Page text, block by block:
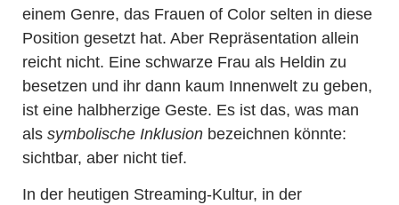
einem Genre, das Frauen of Color selten in diese
Position gesetzt hat. Aber Repräsentation allein
reicht nicht. Eine schwarze Frau als Heldin zu
besetzen und ihr dann kaum Innenwelt zu geben,
ist eine halbherzige Geste. Es ist das, was man
als symbolische Inklusion bezeichnen könnte:
sichtbar, aber nicht tief.
In der heutigen Streaming-Kultur, in der